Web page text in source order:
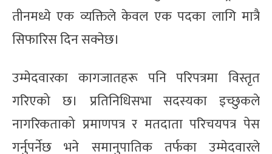
तीनमध्ये एक व्यक्तिले केवल एक पदका लागि मात्रै
सिफारिस दिन सक्नेछ।
उम्मेदवारका कागजातहरू पनि परिपत्रमा विस्तृत
गरिएको छ। प्रतिनिधिसभा सदस्यका इच्छुकले
नागरिकताको प्रमाणपत्र र मतदाता परिचयपत्र पेस
गर्नुपर्नेछ भने समानुपातिक तर्फका उम्मेदवारले